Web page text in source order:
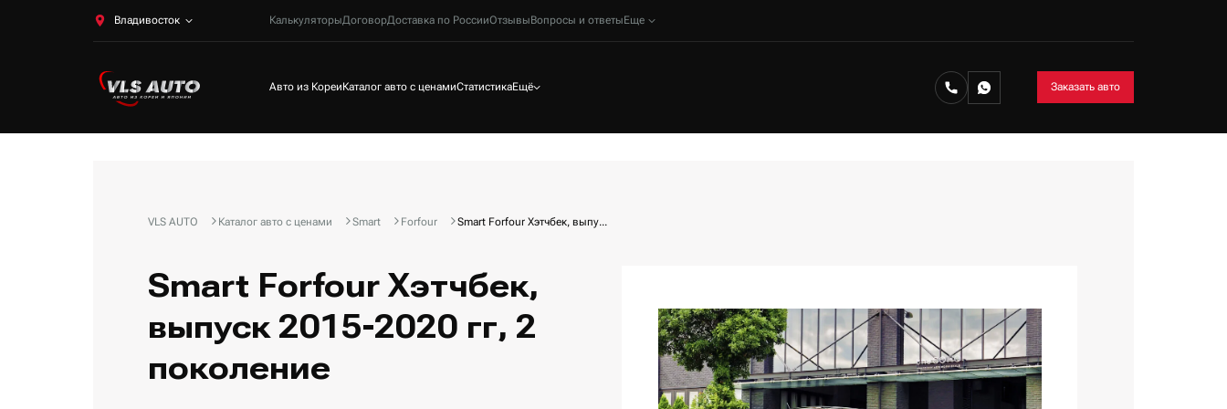
Владивосток КалькуляторыДоговорДоставка по РоссииОтзывыВопросы и ответыЕще
Авто из КореиКаталог авто с ценамиСтатистикаЕщё Заказать авто
VLS AUTO Каталог авто с ценами Smart Forfour Smart Forfour Хэтчбек, выпу...
Smart Forfour Хэтчбек,
выпуск 2015-2020 гг, 2
поколение